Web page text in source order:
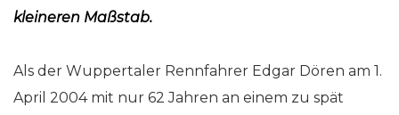
kleineren Maßstab.
Als der Wuppertaler Rennfahrer Edgar Dören am 1.
April 2004 mit nur 62 Jahren an einem zu spät